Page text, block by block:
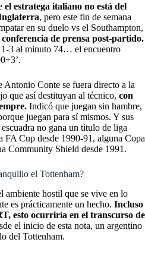
el estratega italiano no está del
, pero este fin de semana
en su duelo vs el Southampton,
de prensa post-partido.
1-3 al minuto 74… el encuentro
Antonio Conte se fuera directo a la
que así destituyan al técnico, con
Indicó que juegan sin hambre,
juegan para sí mismos. Y sus
no gana un título de liga
FA Cup desde 1990-91, alguna Copa
Community Shield desde 1991.
el Tottenham?
ambiente hostil que se vive en lo
es prácticamente un hecho. Incluso
esto ocurriría en el transcurso de
el inicio de esta nota, un argentino
del Tottenham.